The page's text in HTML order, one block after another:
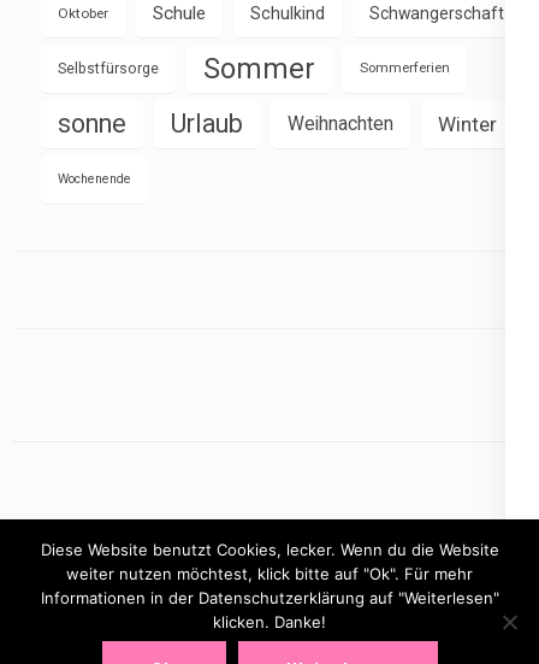
Oktober Schule Schulkind Schwangerschaft
Selbstfürsorge Sommer Sommerferien
sonne Urlaub Weihnachten Winter
Wochenende
mamasbusiness.de
Diese Website benutzt Cookies, lecker. Wenn du die Website
weiter nutzen möchtest, klick bitte auf "Ok". Für mehr
Informationen in der Datenschutzerklärung auf "Weiterlesen"
klicken. Danke!